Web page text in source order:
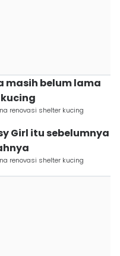
masih belum lama
renovasi shelter kucing
Girl itu sebelumnya
renovasi shelter kucing